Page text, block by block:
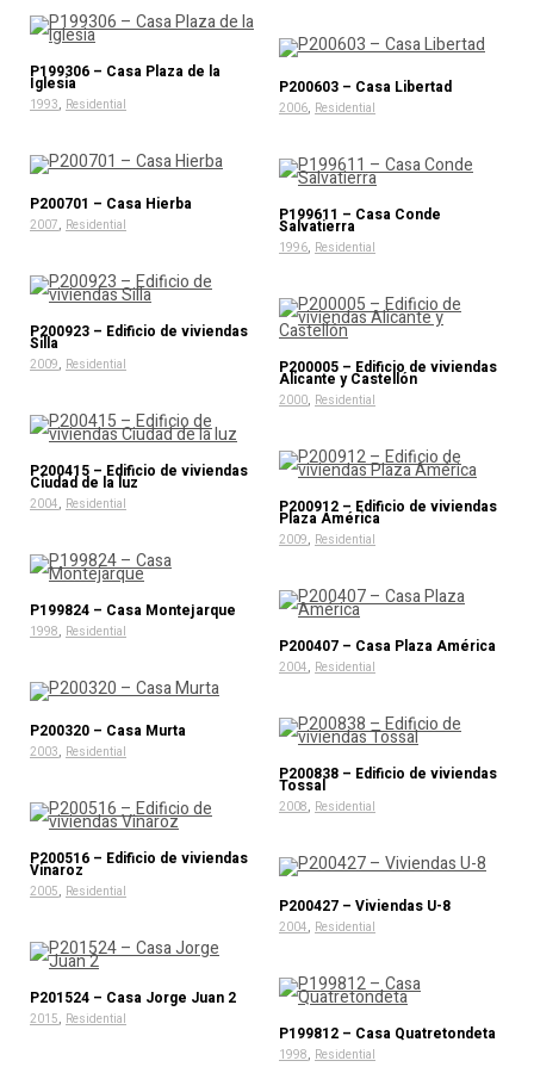
P199306 – Casa Plaza de la
Iglesia
1993, Residential
P200603 – Casa Libertad
2006, Residential
P200701 – Casa Hierba
2007, Residential P199611 – Casa Conde
Salvatierra
1996, Residential
P200923 – Edificio de viviendas
Silla
2009, Residential P200005 – Edificio de viviendas
Alicante y Castellón
2000, Residential
P200415 – Edificio de viviendas
Ciudad de la luz
2004, Residential P200912 – Edificio de viviendas
Plaza América
2009, Residential
P199824 – Casa Montejarque
1998, Residential
P200407 – Casa Plaza América
2004, Residential
P200320 – Casa Murta
2003, Residential
P200838 – Edificio de viviendas
Tossal
2008, Residential
P200516 – Edificio de viviendas
Vinaroz
2005, Residential
P200427 – Viviendas U-8
2004, Residential
P201524 – Casa Jorge Juan 2
2015, Residential
P199812 – Casa Quatretondeta
1998, Residential